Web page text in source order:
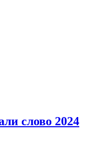
слово 2024